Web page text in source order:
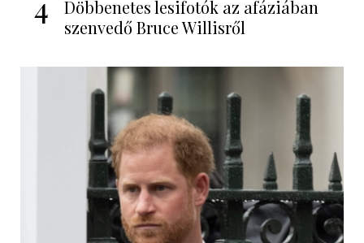
Döbbenetes lesifotók az afáziában
szenvedő Bruce Willisről